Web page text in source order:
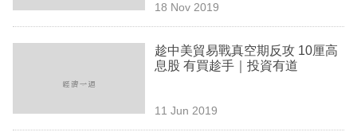
技
生
18 Nov 2019
趁中美貿易戰真空期反攻 10厘高
息股 有買趁手｜投資有道
11 Jun 2019